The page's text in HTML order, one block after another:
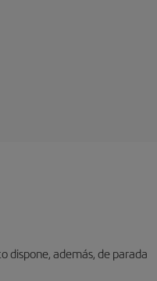
dispone, además, de parada